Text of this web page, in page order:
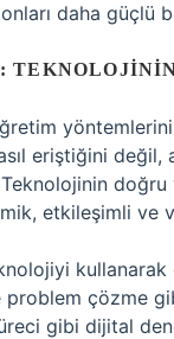
daha güçlü
eriştiğini değil,
doğru
etkileşimli ve
çözme
gibi dijital